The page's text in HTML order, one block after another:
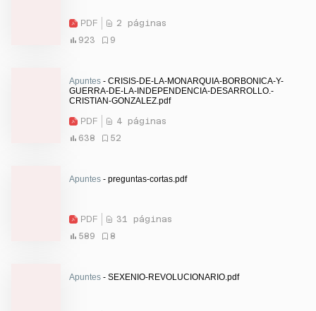
PDF
2 páginas
923
9
Apuntes - CRISIS-DE-LA-MONARQUIA-BORBONICA-Y-
GUERRA-DE-LA-INDEPENDENCIA-DESARROLLO.-
CRISTIAN-GONZALEZ.pdf
PDF
4 páginas
638
52
Apuntes - preguntas-cortas.pdf
PDF
31 páginas
589
8
Apuntes - SEXENIO-REVOLUCIONARIO.pdf